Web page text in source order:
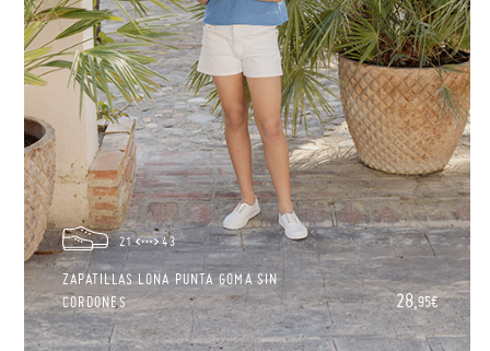
21 43
ZAPATILLAS LONA PUNTA GOMA SIN
CORDONES
28,95€